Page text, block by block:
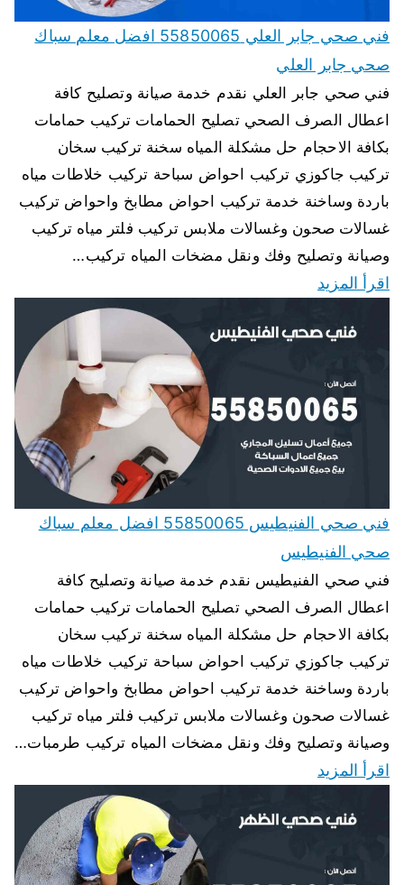
فني صحي جابر العلي 55850065 افضل معلم سباك
صحي جابر العلي
فني صحي جابر العلي نقدم خدمة صيانة وتصليح كافة
اعطال الصرف الصحي تصليح الحمامات تركيب حمامات
بكافة الاحجام حل مشكلة المياه سخنة تركيب سخان
تركيب جاكوزي تركيب احواض سباحة تركيب خلاطات مياه
باردة وساخنة خدمة تركيب احواض مطابخ واحواض تركيب
غسالات صحون وغسالات ملابس تركيب فلتر مياه تركيب
وصيانة وتصليح وفك ونقل مضخات المياه تركيب…
اقرأ المزيد
فني صحي الفنيطيس 55850065 افضل معلم سباك
صحي الفنيطيس
فني صحي الفنيطيس نقدم خدمة صيانة وتصليح كافة
اعطال الصرف الصحي تصليح الحمامات تركيب حمامات
بكافة الاحجام حل مشكلة المياه سخنة تركيب سخان
تركيب جاكوزي تركيب احواض سباحة تركيب خلاطات مياه
باردة وساخنة خدمة تركيب احواض مطابخ واحواض تركيب
غسالات صحون وغسالات ملابس تركيب فلتر مياه تركيب
وصيانة وتصليح وفك ونقل مضخات المياه تركيب طرمبات…
اقرأ المزيد